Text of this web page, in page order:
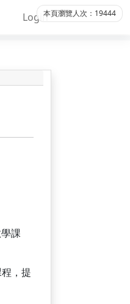
本頁瀏覽人次：19444
Login
課
，提